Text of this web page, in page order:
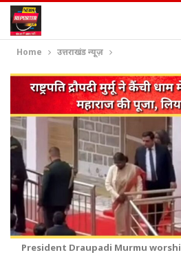
Home उत्तराखंड न्यूज़
President Draupadi Murmu